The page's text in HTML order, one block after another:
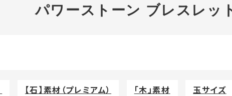
パワーストーン ブレスレッ
【石】素材（プレミアム） 「木」素材 玉サイズ